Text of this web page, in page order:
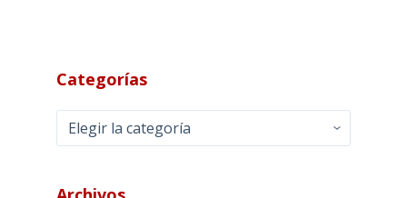
Categorías
Categorías